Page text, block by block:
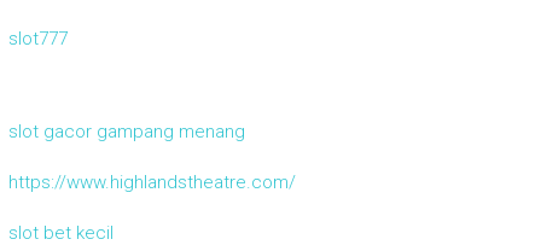
slot777
slot gacor gampang menang
https://www.highlandstheatre.com/
slot bet kecil